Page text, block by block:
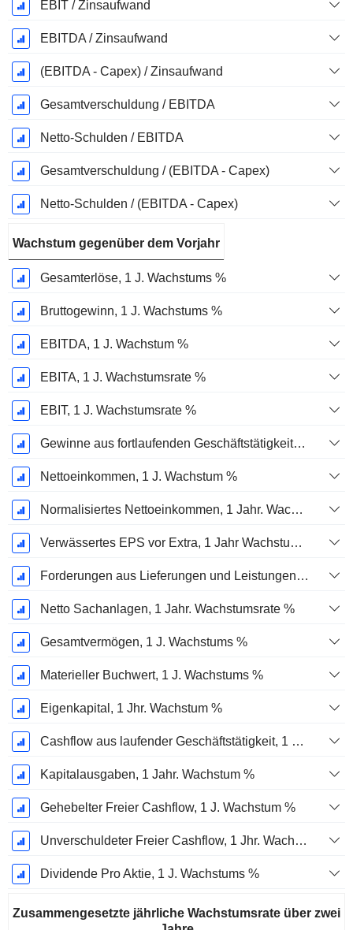
EBIT / Zinsaufwand
EBITDA / Zinsaufwand
(EBITDA - Capex) / Zinsaufwand
Gesamtverschuldung / EBITDA
Netto-Schulden / EBITDA
Gesamtverschuldung / (EBITDA - Capex)
Netto-Schulden / (EBITDA - Capex)
Wachstum gegenüber dem Vorjahr
Gesamterlöse, 1 J. Wachstums %
Bruttogewinn, 1 J. Wachstums %
EBITDA, 1 J. Wachstum %
EBITA, 1 J. Wachstumsrate %
EBIT, 1 J. Wachstumsrate %
Gewinne aus fortlaufenden Geschäftstätigkeiten, 1 Jahr Wachstumsrate %
Nettoeinkommen, 1 J. Wachstum %
Normalisiertes Nettoeinkommen, 1 Jahr. Wachstums %
Verwässertes EPS vor Extra, 1 Jahr Wachstumsrate %
Forderungen aus Lieferungen und Leistungen, 1 Jahr Wachstum %
Netto Sachanlagen, 1 Jahr. Wachstumsrate %
Gesamtvermögen, 1 J. Wachstums %
Materieller Buchwert, 1 J. Wachstums %
Eigenkapital, 1 Jhr. Wachstum %
Cashflow aus laufender Geschäftstätigkeit, 1 Jähriges Wachstum in %
Kapitalausgaben, 1 Jahr. Wachstum %
Gehebelter Freier Cashflow, 1 J. Wachstum %
Unverschuldeter Freier Cashflow, 1 Jhr. Wachstum %
Dividende Pro Aktie, 1 J. Wachstums %
Zusammengesetzte jährliche Wachstumsrate über zwei